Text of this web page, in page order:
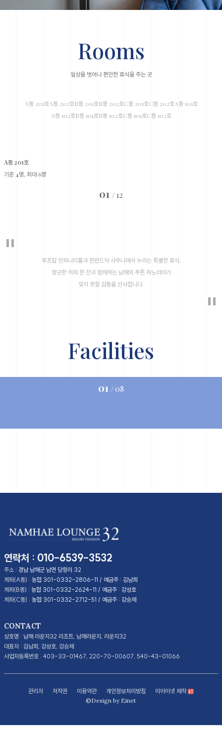
Rooms
일상을 벗어나 편안한 휴식을 주는 곳
A동 201호
기준 4명, 최대 6명
01 / 12
A동 201호A동 202호B동 201호B동 202호C동 201호C동 202호A동 101호
A동 102호B동 101호B동 102호C동 101호C동 102호
"
루프탑 인피니티풀과 핀란드식 사우나에서 누리는 특별한 휴식,
향긋한 커피 한 잔과 함께하는 남해의 푸른 파노라마가
잊지 못할 감동을 선사합니다.
"
Facilities
01 / 08
연락처 : 010-6539-3532
주소 : 경남 남해군 남면 당항리 32
계좌(A동) : 농협 301-0332-2806-11 / 예금주 : 김남희
계좌(B동) : 농협 301-0332-2624-11 / 예금주 : 강성호
계좌(C동) : 농협 301-0332-2712-51 / 예금주 : 강승제
CONTACT
상호명 : 남해 라운지32 리조트, 남해라운지, 라운지32
대표자 : 김남희, 강성호, 강승제
사업자등록번호 : 403-33-01467, 220-70-00607, 540-43-01066
관리자 저작권 이용약관 개인정보처리방침 이아이넷 제작
©Design by Einet